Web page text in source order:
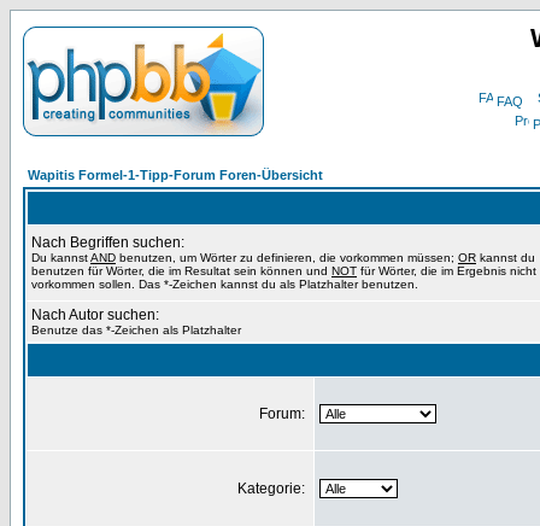
FAQ
Wapitis Formel-1-Tipp-Forum Foren-Übersicht
Nach Begriffen suchen:
Du kannstAND benutzen, um Wörter zu definieren, die vorkommen müssen; OR kannst du
benutzen für Wörter, die im Resultat sein können und NOT für Wörter, die im Ergebnis nicht
vorkommen sollen. Das *-Zeichen kannst du als Platzhalter benutzen.
Nach Autor suchen:
Benutze das *-Zeichen als Platzhalter
Forum:
Kategorie: